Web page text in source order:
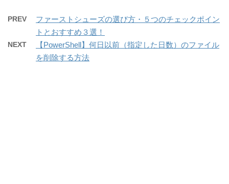
PREV
ファーストシューズの選び方・５つのチェックポイン
トとおすすめ３選！
NEXT
【PowerShell】何日以前（指定した日数）のファイル
を削除する方法